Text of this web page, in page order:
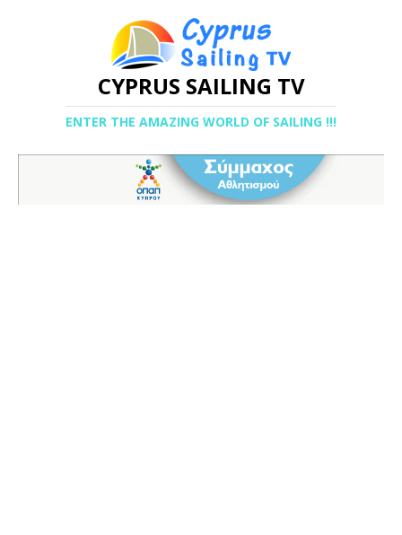
CYPRUS SAILING TV
ENTER THE AMAZING WORLD OF SAILING !!!